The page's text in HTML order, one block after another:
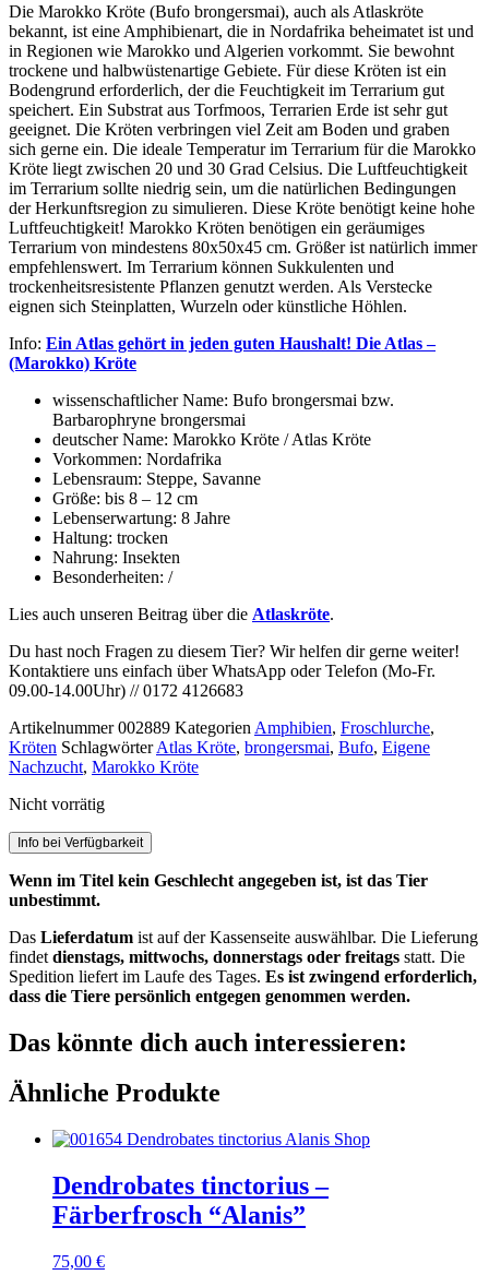
Die Marokko Kröte (Bufo brongersmai), auch als Atlaskröte
bekannt, ist eine Amphibienart, die in Nordafrika beheimatet ist und
in Regionen wie Marokko und Algerien vorkommt. Sie bewohnt
trockene und halbwüstenartige Gebiete. Für diese Kröten ist ein
Bodengrund erforderlich, der die Feuchtigkeit im Terrarium gut
speichert. Ein Substrat aus Torfmoos, Terrarien Erde ist sehr gut
geeignet. Die Kröten verbringen viel Zeit am Boden und graben
sich gerne ein. Die ideale Temperatur im Terrarium für die Marokko
Kröte liegt zwischen 20 und 30 Grad Celsius. Die Luftfeuchtigkeit
im Terrarium sollte niedrig sein, um die natürlichen Bedingungen
der Herkunftsregion zu simulieren. Diese Kröte benötigt keine hohe
Luftfeuchtigkeit! Marokko Kröten benötigen ein geräumiges
Terrarium von mindestens 80x50x45 cm. Größer ist natürlich immer
empfehlenswert. Im Terrarium können Sukkulenten und
trockenheitsresistente Pflanzen genutzt werden. Als Verstecke
eignen sich Steinplatten, Wurzeln oder künstliche Höhlen.
Info: Ein Atlas gehört in jeden guten Haushalt! Die Atlas –
(Marokko) Kröte
wissenschaftlicher Name: Bufo brongersmai bzw.
Barbarophryne brongersmai
deutscher Name: Marokko Kröte / Atlas Kröte
Vorkommen: Nordafrika
Lebensraum: Steppe, Savanne
Größe: bis 8 – 12 cm
Lebenserwartung: 8 Jahre
Haltung: trocken
Nahrung: Insekten
Besonderheiten: /
Lies auch unseren Beitrag über die Atlaskröte.
Du hast noch Fragen zu diesem Tier? Wir helfen dir gerne weiter!
Kontaktiere uns einfach über WhatsApp oder Telefon (Mo-Fr.
09.00-14.00Uhr) // 0172 4126683
Artikelnummer002889 Kategorien Amphibien, Froschlurche,
Kröten Schlagwörter Atlas Kröte, brongersmai, Bufo, Eigene
Nachzucht, Marokko Kröte
Nicht vorrätig
Info bei Verfügbarkeit
Wenn im Titel kein Geschlecht angegeben ist, ist das Tier
unbestimmt.
Das Lieferdatum ist auf der Kassenseite auswählbar. Die Lieferung
findet dienstags, mittwochs, donnerstags oder freitags statt. Die
Spedition liefert im Laufe des Tages. Es ist zwingend erforderlich,
dass die Tiere persönlich entgegen genommen werden.
Das könnte dich auch interessieren:
Ähnliche Produkte
Dendrobates tinctorius –
Färberfrosch “Alanis”
75,00 €